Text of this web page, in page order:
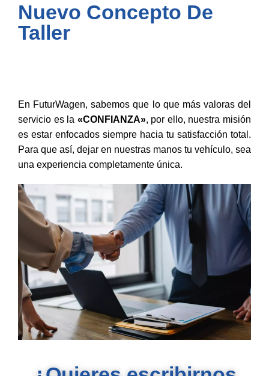
Nuevo Concepto De
Taller
En FuturWagen, sabemos que lo que más valoras del
servicio es la «CONFIANZA», por ello, nuestra misión
es estar enfocados siempre hacia tu satisfacción total.
Para que así, dejar en nuestras manos tu vehículo, sea
una experiencia completamente única.